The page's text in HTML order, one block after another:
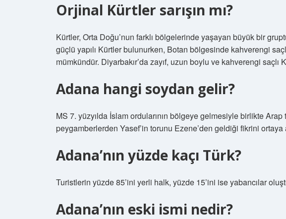
Orjinal Kürtler sarışın mı?
Kürtler, Orta Doğu’nun farklı bölgelerinde yaşayan büyük bir
güçlü yapılı Kürtler bulunurken, Botan bölgesinde kahverengi
mümkündür. Diyarbakır’da zayıf, uzun boylu ve kahverengi saçlı
Adana hangi soydan gelir?
MS 7. yüzyılda İslam ordularının bölgeye gelmesiyle birlikte
peygamberlerden Yasef’in torunu Ezene’den geldiği fikrini ortaya
Adana’nın yüzde kaçı Türk?
Turistlerin yüzde 85’ini yerli halk, yüzde 15’ini ise yabancılar
Adana’nın eski ismi nedir?